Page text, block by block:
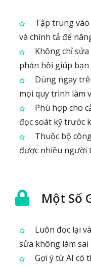
Tập trung
và chính tả để
Không chỉ
phản hồi giúp
Dùng ngay
mọi quy trình làm
Phù hợp cho
đọc soát kỹ trước
Thuộc bộ
được nhiều người
Một Số
Luôn đọc lại
sửa không làm
Gợi ý từ AI có